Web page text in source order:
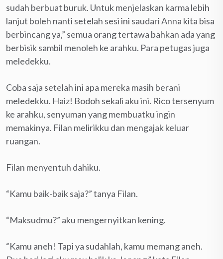
sudah berbuat buruk. Untuk menjelaskan karma lebih
lanjut boleh nanti setelah sesi ini saudari Anna kita bisa
berbincang ya,” semua orang tertawa bahkan ada yang
berbisik sambil menoleh ke arahku. Para petugas juga
meledekku.
Coba saja setelah ini apa mereka masih berani
meledekku. Haiz! Bodoh sekali aku ini. Rico tersenyum
ke arahku, senyuman yang membuatku ingin
memakinya. Filan melirikku dan mengajak keluar
ruangan.
Filan menyentuh dahiku.
“Kamu baik-baik saja?” tanya Filan.
“Maksudmu?” aku mengernyitkan kening.
“Kamu aneh! Tapi ya sudahlah, kamu memang aneh.